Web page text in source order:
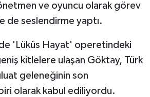
ve oyuncu olarak görev
de seslendirme yaptı.
'Lüküs Hayat' operetindeki
kitlelere ulaşan Göktay, Türk
geleneğinin son
olarak kabul ediliyordu.